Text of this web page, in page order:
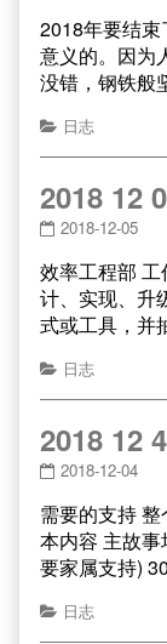
2018年要结
意义的。因为
没错，钢铁般
日志
2018 12
2018-12-05
效率工程部
计、实现、升
式或工具，并
日志
2018 12
2018-12-04
需要的支持
本内容 主故
要家属支持)
日志